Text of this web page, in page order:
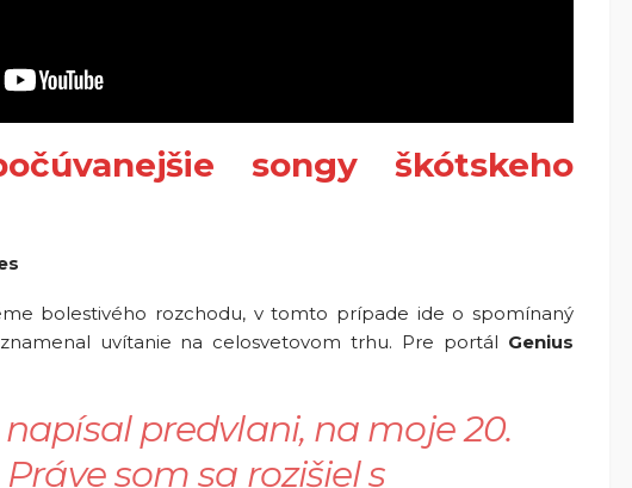
songy škótskeho
bolestivého rozchodu, v tomto prípade ide o spomínaný
uvítanie na celosvetovom trhu. Pre portál Genius
predvlani, na moje 20.
som sa rozišiel s